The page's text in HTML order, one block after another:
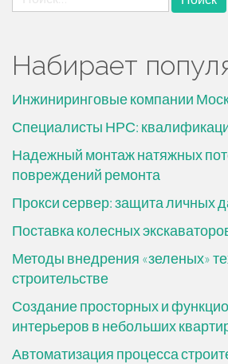
Набирает
Инжиниринговые компании
Специалисты НРС:
Надежный монтаж натяжных
повреждений ремонта
Прокси сервер: защита личных
Поставка колесных
Методы внедрения «зеленых»
строительстве
Создание просторных и
интерьеров в небольших
Автоматизация процесса